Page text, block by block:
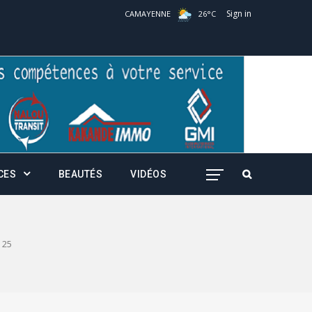
CAMAYENNE 26°C Sign in
BEAUTÉS VIDÉOS
25